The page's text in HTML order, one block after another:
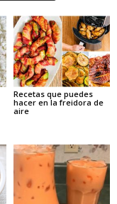
Recetas que puedes
hacer en la freidora de
aire